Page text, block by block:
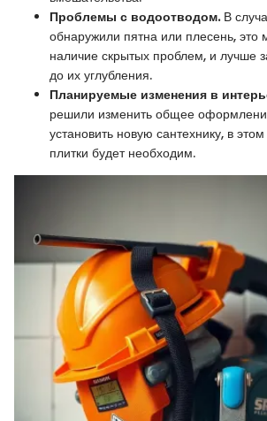
Проблемы с водоотводом.В
обнаружили пятна или плесень, это
наличие скрытых проблем, и лучше
до их углубления.
Планируемые изменения в
решили изменить общее
установить новую сантехнику, в
плитки будет необходим.